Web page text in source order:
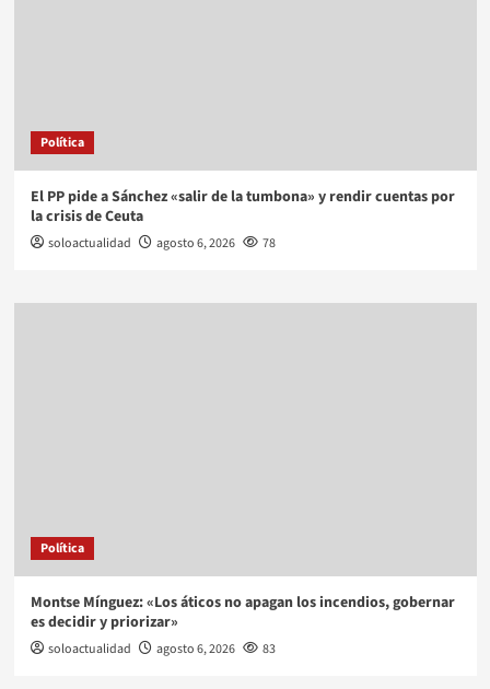
Política
El PP pide a Sánchez «salir de la tumbona» y rendir cuentas por
la crisis de Ceuta
soloactualidad agosto 6, 2026 78
Política
Montse Mínguez: «Los áticos no apagan los incendios, gobernar
es decidir y priorizar»
soloactualidad agosto 6, 2026 83